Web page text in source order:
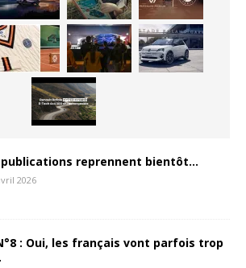
publications reprennent bientôt…
2026
: Oui, les français vont parfois trop